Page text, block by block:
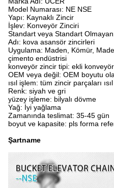
Model Numarası: NE NSE
Yapı: Kaynaklı Zincir
İşlev: Konveyör Zinciri
Standart veya Standart
Adı: kova asansör zincirleri
Uygulama: Maden, Kömür,
çimento endüstrisi
konveyör zincir tipi: ekli
OEM veya değil: OEM boyutu
ısıl işlem: tüm zincir parçaları
Renk: siyah ve gri
yüzey işleme: bilyalı dövme
Yağ: İyi yağlama
Zamanında teslimat: 35-45 gün
boyut ve kapasite: pls forma
Şartname